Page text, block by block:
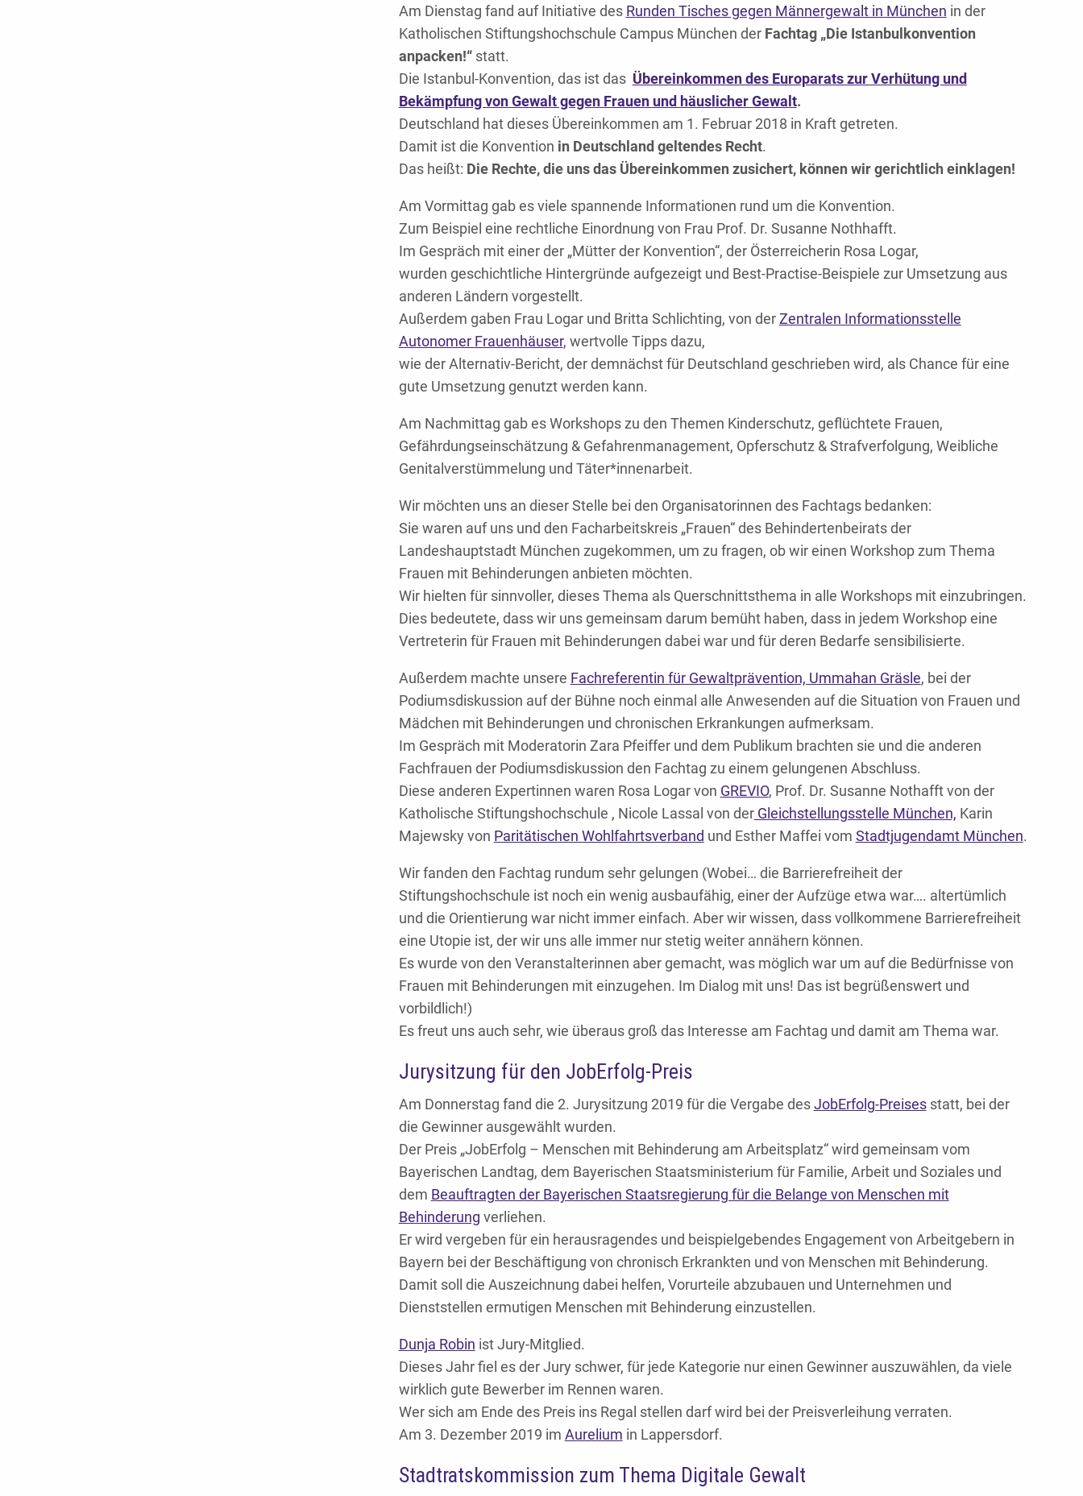
Am Dienstag fand auf Initiative des Runden Tisches gegen Männergewalt in München in der
Katholischen Stiftungshochschule Campus München der Fachtag „Die Istanbulkonvention
anpacken!“statt.
Die Istanbul-Konvention, das ist das Übereinkommen des Europarats zur Verhütung und
Bekämpfung von Gewalt gegen Frauen und häuslicher Gewalt.
Deutschland hat dieses Übereinkommen am 1. Februar 2018 in Kraft getreten.
Damit ist die Konvention in Deutschland geltendes Recht.
Das heißt: Die Rechte, die uns das Übereinkommen zusichert, können wir gerichtlich einklagen!
Am Vormittag gab es viele spannende Informationen rund um die Konvention.
Zum Beispiel eine rechtliche Einordnung von Frau Prof. Dr. Susanne Nothhafft.
Im Gespräch mit einer der „Mütter der Konvention“, der Österreicherin Rosa Logar,
wurden geschichtliche Hintergründe aufgezeigt und Best-Practise-Beispiele zur Umsetzung aus
anderen Ländern vorgestellt.
Außerdem gaben Frau Logar und Britta Schlichting, von derZentralen Informationsstelle
Autonomer Frauenhäuser, wertvolle Tipps dazu,
wie der Alternativ-Bericht, der demnächst für Deutschland geschrieben wird, als Chance für eine
gute Umsetzung genutzt werden kann.
Am Nachmittag gab es Workshops zu den Themen Kinderschutz, geflüchtete Frauen,
Gefährdungseinschätzung & Gefahrenmanagement, Opferschutz & Strafverfolgung, Weibliche
Genitalverstümmelung und Täter*innenarbeit.
Wir möchten uns an dieser Stelle bei den Organisatorinnen des Fachtags bedanken:
Sie waren auf uns und den Facharbeitskreis „Frauen“ des Behindertenbeirats der
Landeshauptstadt München zugekommen, um zu fragen, ob wir einen Workshop zum Thema
Frauen mit Behinderungen anbieten möchten.
Wir hielten für sinnvoller, dieses Thema als Querschnittsthema in alle Workshops mit einzubringen.
Dies bedeutete, dass wir uns gemeinsam darum bemüht haben, dass in jedem Workshop eine
Vertreterin für Frauen mit Behinderungen dabei war und für deren Bedarfe sensibilisierte.
Außerdem machte unsere Fachreferentin für Gewaltprävention, Ummahan Gräsle, bei der
Podiumsdiskussion auf der Bühne noch einmal alle Anwesenden auf die Situation von Frauen und
Mädchen mit Behinderungen und chronischen Erkrankungen aufmerksam.
Im Gespräch mit Moderatorin Zara Pfeiffer und dem Publikum brachten sie und die anderen
Fachfrauen der Podiumsdiskussion den Fachtag zu einem gelungenen Abschluss.
Diese anderen Expertinnen waren Rosa Logar von GREVIO, Prof. Dr. Susanne Nothafft von der
Katholische Stiftungshochschule , Nicole Lassal von derGleichstellungsstelle München, Karin
Majewsky von Paritätischen Wohlfahrtsverband und Esther Maffei vom Stadtjugendamt München.
Wir fanden den Fachtag rundum sehr gelungen (Wobei… die Barrierefreiheit der
Stiftungshochschule ist noch ein wenig ausbaufähig, einer der Aufzüge etwa war…. altertümlich
und die Orientierung war nicht immer einfach. Aber wir wissen, dass vollkommene Barrierefreiheit
eine Utopie ist, der wir uns alle immer nur stetig weiter annähern können.
Es wurde von den Veranstalterinnen aber gemacht, was möglich war um auf die Bedürfnisse von
Frauen mit Behinderungen mit einzugehen. Im Dialog mit uns! Das ist begrüßenswert und
vorbildlich!)
Es freut uns auch sehr, wie überaus groß das Interesse am Fachtag und damit am Thema war.
Jurysitzung für den JobErfolg-Preis
Am Donnerstag fand die 2. Jurysitzung 2019 für die Vergabe desJobErfolg-Preisesstatt, bei der
die Gewinner ausgewählt wurden.
Der Preis „JobErfolg – Menschen mit Behinderung am Arbeitsplatz“ wird gemeinsam vom
Bayerischen Landtag, dem Bayerischen Staatsministerium für Familie, Arbeit und Soziales und
dem Beauftragten der Bayerischen Staatsregierung für die Belange von Menschen mit
Behinderung verliehen.
Er wird vergeben für ein herausragendes und beispielgebendes Engagement von Arbeitgebern in
Bayern bei der Beschäftigung von chronisch Erkrankten und von Menschen mit Behinderung.
Damit soll die Auszeichnung dabei helfen, Vorurteile abzubauen und Unternehmen und
Dienststellen ermutigen Menschen mit Behinderung einzustellen.
Dunja Robin ist Jury-Mitglied.
Dieses Jahr fiel es der Jury schwer, für jede Kategorie nur einen Gewinner auszuwählen, da viele
wirklich gute Bewerber im Rennen waren.
Wer sich am Ende des Preis ins Regal stellen darf wird bei der Preisverleihung verraten.
Am 3. Dezember 2019 im Aurelium in Lappersdorf.
Stadtratskommission zum Thema Digitale Gewalt